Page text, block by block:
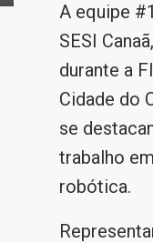
A equipe
SESI
durante a
Cidade do
se
trabalho
robótica.